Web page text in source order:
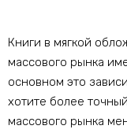
Книги в мягкой
массового рынка
основном это
хотите более
массового рынка